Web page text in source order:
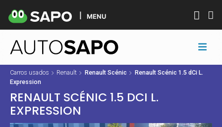
MENU
Carros usados Renault Renault Scénic
Renault Scénic 1.5 dCi L.
Expression
RENAULT SCÉNIC 1.5 DCI L.
EXPRESSION